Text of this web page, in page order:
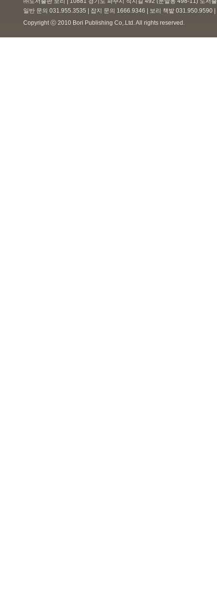
일반 문의 031.955.3535 | 잡지 문의 1666.9346 | 보리 책밭 031.950.9590
Copyright ⓒ 2010 Bori Publishing Co,.Ltd. All rights reserved.